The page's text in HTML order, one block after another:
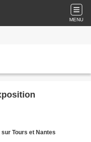
MENU
Tours et Nantes